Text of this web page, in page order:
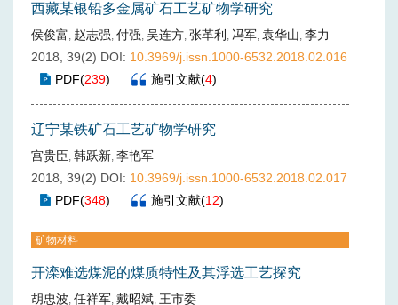
西藏某银铅多金属矿石工艺矿物学研究
侯俊富, 赵志强, 付强, 吴连方, 张革利 , 冯军, 袁华山, 李力
2018, 39(2) DOI: 10.3969/j.issn.1000-6532.2018.02.016
PDF(239) 施引文献(4)
辽宁某铁矿石工艺矿物学研究
宫贵臣, 韩跃新, 李艳军
2018, 39(2) DOI: 10.3969/j.issn.1000-6532.2018.02.017
PDF(348) 施引文献(12)
矿物材料
开滦难选煤泥的煤质特性及其浮选工艺探究
胡忠波, 任祥军, 戴昭斌, 王市委